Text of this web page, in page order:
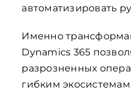
автоматизировать
Именно
Dynamics 365
разрозненных
гибким